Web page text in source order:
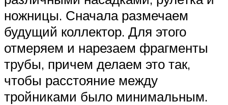
ножницы. Сначала размечаем
будущий коллектор. Для этого
отмеряем и нарезаем фрагменты
трубы, причем делаем это так,
чтобы расстояние между
тройниками было минимальным.